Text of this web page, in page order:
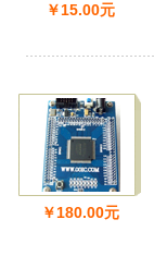
￥15.00元
￥180.00元